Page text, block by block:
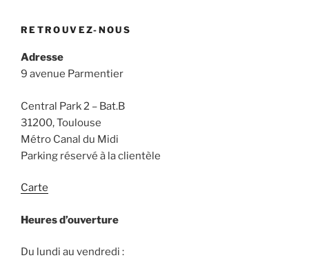
RETROUVEZ-NOUS
Adresse
9 avenue Parmentier
Central Park 2 – Bat.B
31200, Toulouse
Métro Canal du Midi
Parking réservé à la clientèle
Carte
Heures d’ouverture
Du lundi au vendredi :